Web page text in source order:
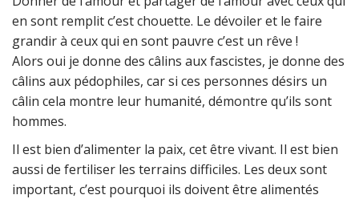
en sont remplit c’est chouette. Le dévoiler et le faire
grandir à ceux qui en sont pauvre c’est un rêve !
Alors oui je donne des câlins aux fascistes, je donne des
câlins aux pédophiles, car si ces personnes désirs un
câlin cela montre leur humanité, démontre qu’ils sont
hommes.
Il est bien d’alimenter la paix, cet être vivant. Il est bien
aussi de fertiliser les terrains difficiles. Les deux sont
important, c’est pourquoi ils doivent être alimentés